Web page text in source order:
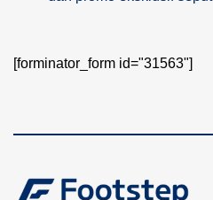
[forminator_form id="31563"]